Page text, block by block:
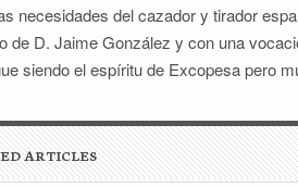
necesidades del cazador y tirador
de D. Jaime González y con una
siendo el espíritu de Excopesa pero
ARTICLES